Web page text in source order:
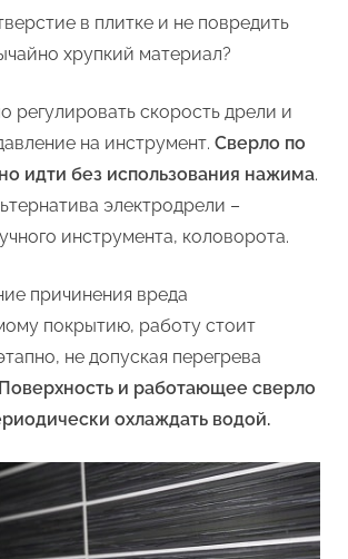
в плитке и не повредить
хрупкий материал?
регулировать скорость дрели и
на инструмент. Сверло по
идти без использования нажима.
электродрели –
инструмента, коловорота.
причинения вреда
покрытию, работу стоит
не допуская перегрева
Поверхность и работающее сверло
охлаждать водой.